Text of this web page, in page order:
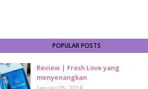
POPULAR POSTS
Review | Fresh Love yang
menyenangkan